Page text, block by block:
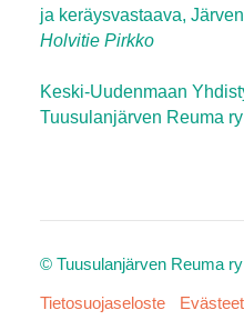
ja keräysvastaava,
Holvitie Pirkko
Keski-Uudenmaan
Tuusulanjärven Reuma
© Tuusulanjärven Reuma ry
Tietosuojaseloste
Evästeet